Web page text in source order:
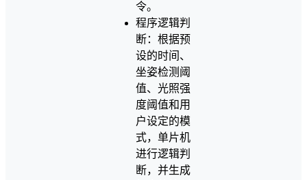
令。
程序逻辑判
断：根据预
设的时间、
坐姿检测阈
值、光照强
度阈值和用
户设定的模
式，单片机
进行逻辑判
断，并生成